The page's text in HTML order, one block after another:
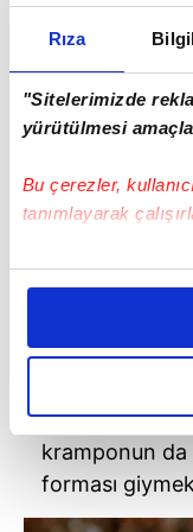
Rıza
"Sitelerimizde
yürütülmesi
Bu çerezler,
tanımlayarak
Bu çerezlere izin
daha iyi reklam
amacımızın size
olduğunu ve sizlere
elimizden gelen
reklamların
kalemimiz
Her halükârda,
Arabistan'da
kramponun
forması